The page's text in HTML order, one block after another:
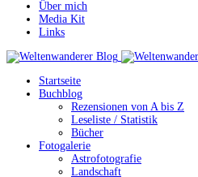
Über mich
Media Kit
Links
Startseite
Buchblog
Rezensionen von A bis Z
Leseliste / Statistik
Bücher
Fotogalerie
Astrofotografie
Landschaft